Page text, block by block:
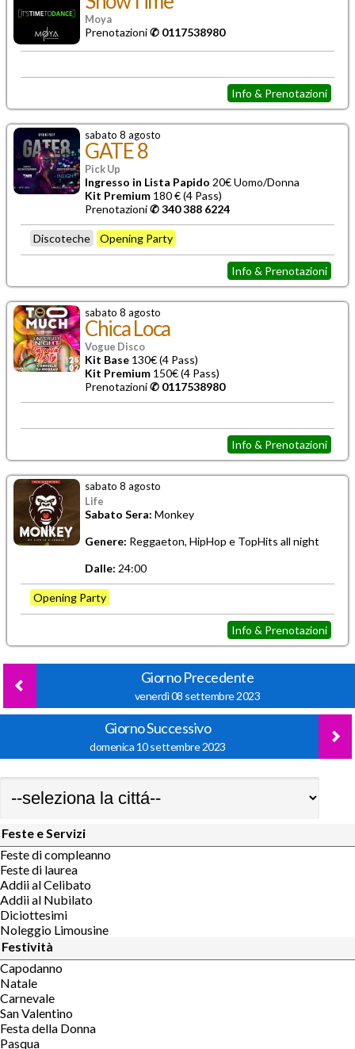
Moya
Prenotazioni✆ 0117538980
Info & Prenotazioni
sabato 8 agosto
GATE 8
Pick Up
Ingresso in Lista Papido 20€ Uomo/Donna
Kit Premium 180 € (4 Pass)
Prenotazioni✆ 340 388 6224
Discoteche Opening Party
Info & Prenotazioni
sabato 8 agosto
Chica Loca
Vogue Disco
Kit Base 130€ (4 Pass)
Kit Premium 150€ (4 Pass)
Prenotazioni✆ 0117538980
Info & Prenotazioni
sabato 8 agosto
Life
Sabato Sera: Monkey
Genere: Reggaeton, HipHop e TopHits all night
Dalle: 24:00
Opening Party
Info & Prenotazioni
Giorno Precedente
venerdì 08 settembre 2023
Giorno Successivo
domenica 10 settembre 2023
Feste e Servizi
Feste di compleanno
Feste di laurea
Addii al Celibato
Addii al Nubilato
Diciottesimi
Noleggio Limousine
Festività
Capodanno
Natale
Carnevale
San Valentino
Festa della Donna
Pasqua